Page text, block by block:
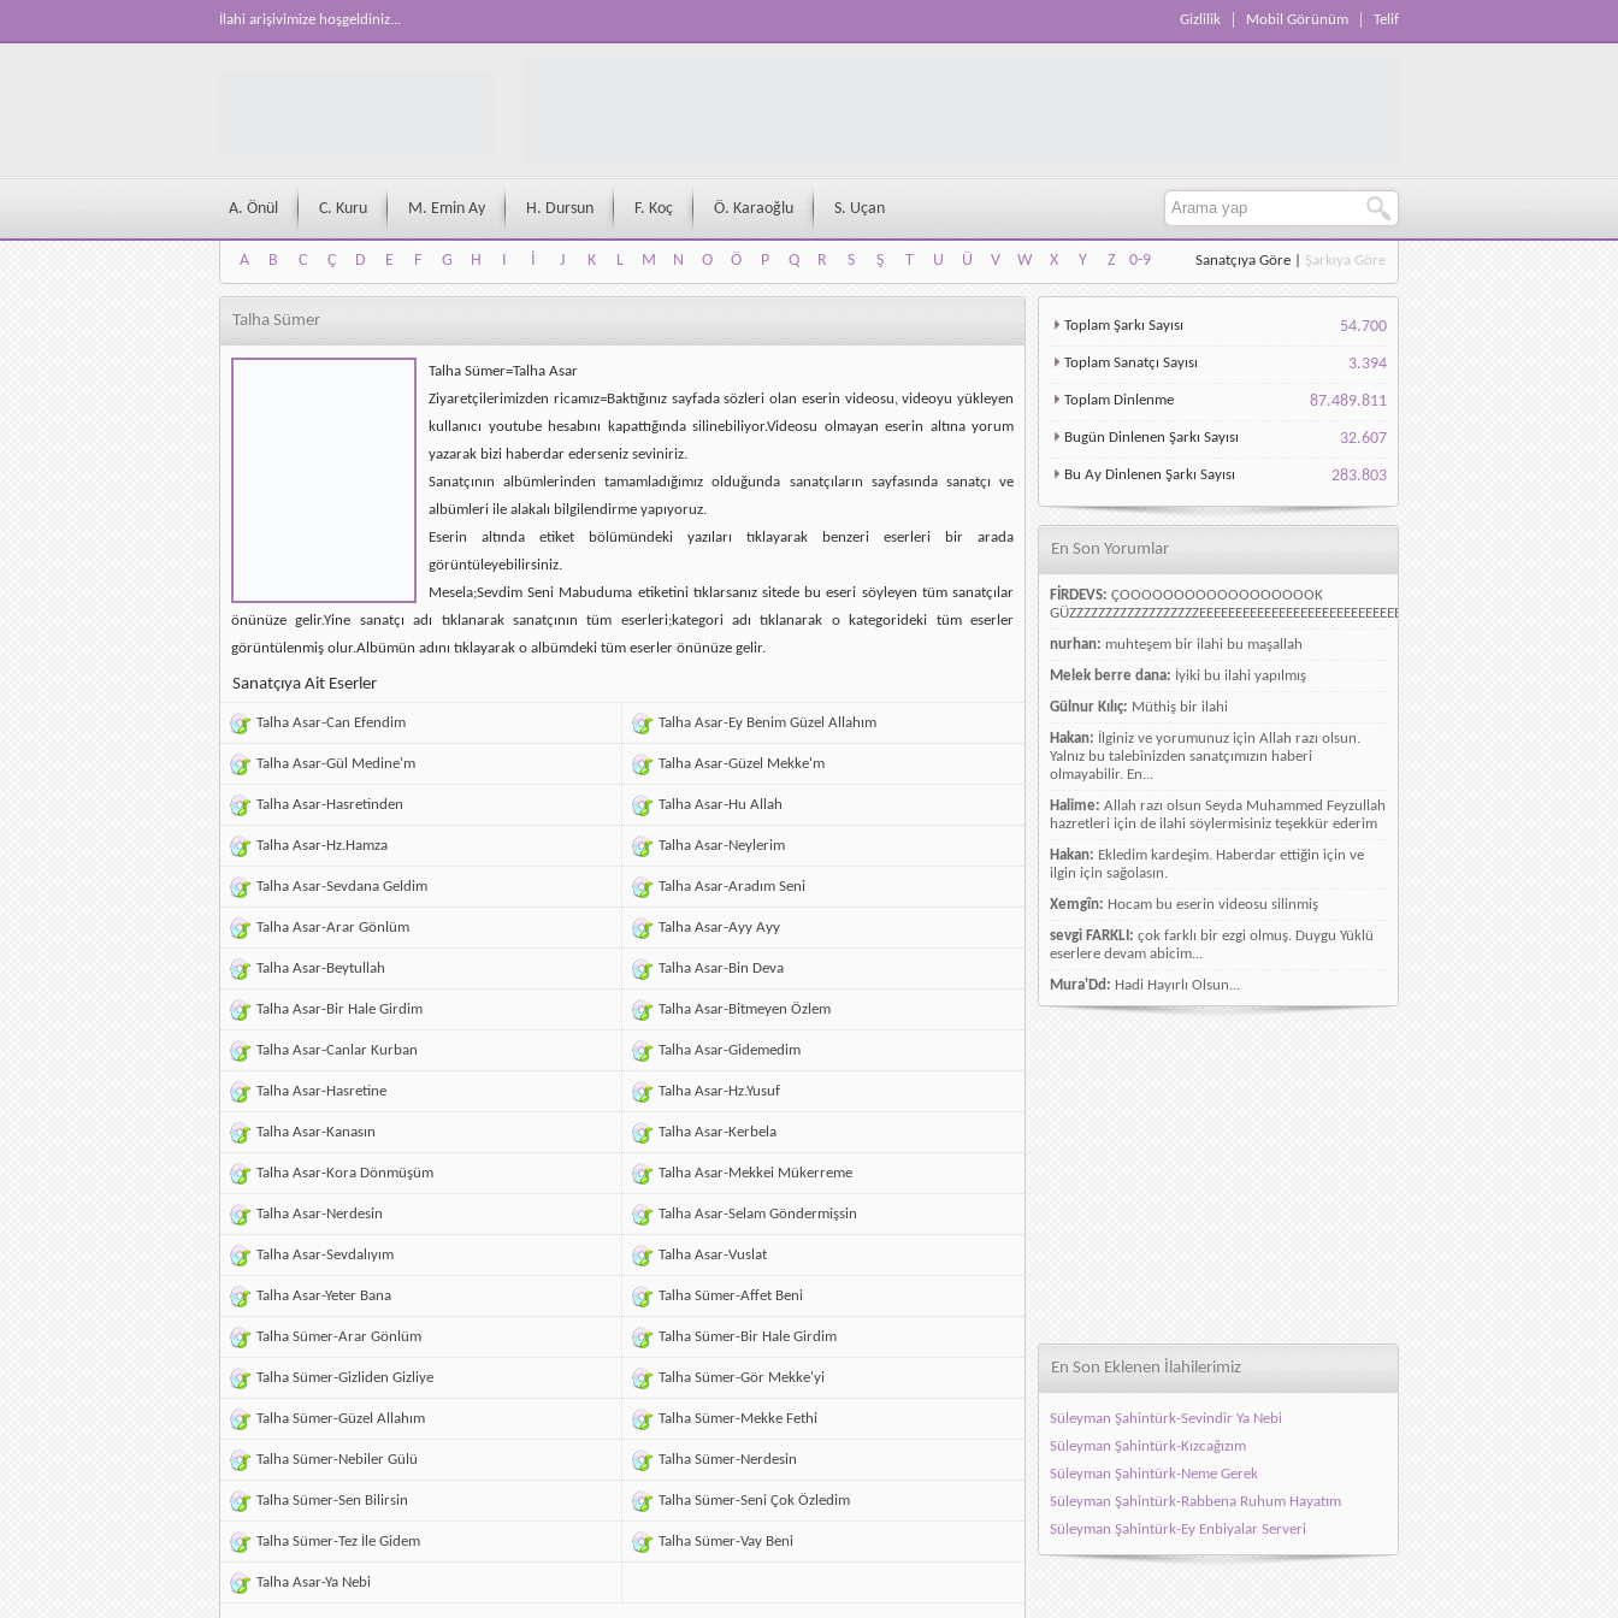
İlahi arişivimize hoşgeldiniz... Gizlilik Mobil Görünüm Telif
A. Önül C. Kuru M. Emin Ay H. Dursun F. Koç Ö. Karaoğlu S. Uçan
A B C Ç D E F G H I İ J K L M N O Ö P Q R S Ş T U Ü V W X Y Z
0-9
A
B C Ç D E F G H I İ J K L M N O Ö P Q R S Ş T U Ü V W X Y Z 0-9
Sanatçıya Göre Şarkıya Göre
Talha Sümer
Talha Sümer=Talha Asar
Ziyaretçilerimizden ricamız=Baktığınız sayfada sözleri olan eserin videosu, videoyu yükleyen
kullanıcı youtube hesabını kapattığında silinebiliyor.Videosu olmayan eserin altına yorum
yazarak bizi haberdar ederseniz seviniriz.
Sanatçının albümlerinden tamamladığımız olduğunda sanatçıların sayfasında sanatçı ve
albümleri ile alakalı bilgilendirme yapıyoruz.
Eserin altında etiket bölümündeki yazıları tıklayarak benzeri eserleri bir arada
görüntüleyebilirsiniz.
Mesela;Sevdim Seni Mabuduma etiketini tıklarsanız sitede bu eseri söyleyen tüm sanatçılar
önünüze gelir.Yine sanatçı adı tıklanarak sanatçının tüm eserleri;kategori adı tıklanarak o kategorideki tüm eserler
görüntülenmiş olur.Albümün adını tıklayarak o albümdeki tüm eserler önünüze gelir.
Sanatçıya Ait Eserler
Talha Asar-Can Efendim Talha Asar-Ey Benim Güzel Allahım
Talha Asar-Gül Medine'm Talha Asar-Güzel Mekke'm
Talha Asar-Hasretinden Talha Asar-Hu Allah
Talha Asar-Hz.Hamza Talha Asar-Neylerim
Talha Asar-Sevdana Geldim Talha Asar-Aradım Seni
Talha Asar-Arar Gönlüm Talha Asar-Ayy Ayy
Talha Asar-Beytullah Talha Asar-Bin Deva
Talha Asar-Bir Hale Girdim Talha Asar-Bitmeyen Özlem
Talha Asar-Canlar Kurban Talha Asar-Gidemedim
Talha Asar-Hasretine Talha Asar-Hz.Yusuf
Talha Asar-Kanasın Talha Asar-Kerbela
Talha Asar-Kora Dönmüşüm Talha Asar-Mekkei Mükerreme
Talha Asar-Nerdesin Talha Asar-Selam Göndermişsin
Talha Asar-Sevdalıyım Talha Asar-Vuslat
Talha Asar-Yeter Bana Talha Sümer-Affet Beni
Talha Sümer-Arar Gönlüm Talha Sümer-Bir Hale Girdim
Talha Sümer-Gizliden Gizliye Talha Sümer-Gör Mekke'yi
Talha Sümer-Güzel Allahım Talha Sümer-Mekke Fethi
Talha Sümer-Nebiler Gülü Talha Sümer-Nerdesin
Talha Sümer-Sen Bilirsin Talha Sümer-Seni Çok Özledim
Talha Sümer-Tez İle Gidem Talha Sümer-Vay Beni
Talha Asar-Ya Nebi
Toplam Şarkı Sayısı 54.700
Toplam Sanatçı Sayısı 3.394
Toplam Dinlenme 87.489.811
Bugün Dinlenen Şarkı Sayısı 32.607
Bu Ay Dinlenen Şarkı Sayısı 283.803
En Son Yorumlar
FİRDEVS: ÇOOOOOOOOOOOOOOOOOOK
GÜZZZZZZZZZZZZZZZZZZEEEEEEEEEEEEEEEEEEEEEEEEEEEEELLLLLLLLLLLLLLLLLLLLLLLL
nurhan: muhteşem bir ilahi bu maşallah
Melek berre dana: İyiki bu ilahi yapılmış
Gülnur Kılıç: Müthiş bir ilahi
Hakan: İlginiz ve yorumunuz için Allah razı olsun.
Yalnız bu talebinizden sanatçımızın haberi
olmayabilir. En...
Halime: Allah razı olsun Seyda Muhammed Feyzullah
hazretleri için de ilahi söylermisiniz teşekkür ederim
Hakan: Ekledim kardeşim. Haberdar ettiğin için ve
ilgin için sağolasın.
Xemgîn: Hocam bu eserin videosu silinmiş
sevgi FARKLI: çok farklı bir ezgi olmuş. Duygu Yüklü
eserlere devam abicim...
Mura'Dd: Hadi Hayırlı Olsun...
En Son Eklenen İlahilerimiz
Süleyman Şahintürk-Sevindir Ya Nebi
Süleyman Şahintürk-Kızcağızım
Süleyman Şahintürk-Neme Gerek
Süleyman Şahintürk-Rabbena Ruhum Hayatım
Süleyman Şahintürk-Ey Enbiyalar Serveri